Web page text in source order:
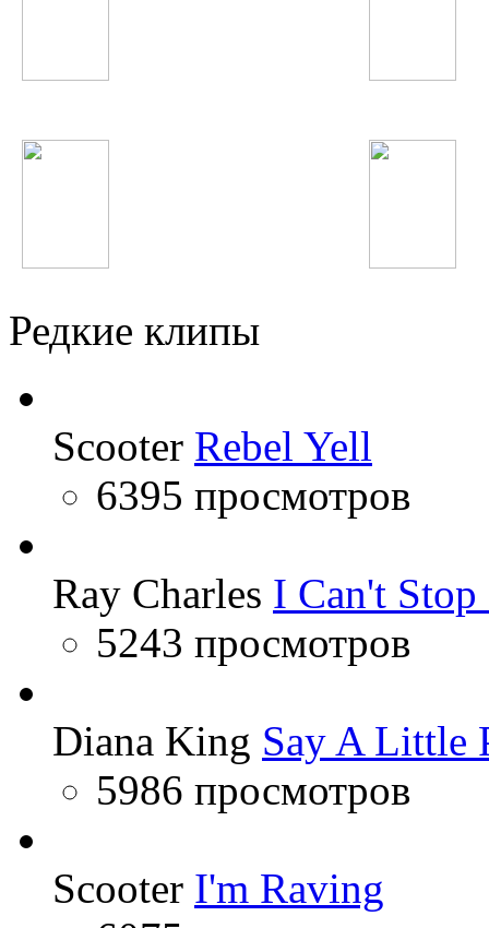
Редкие клипы
Scooter Rebel Yell
6395 просмотров
Ray Charles I Can't
5243 просмотров
Diana King Say A Little
5986 просмотров
Scooter I'm Raving